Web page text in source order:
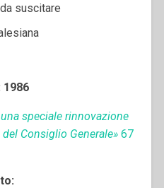
suscitare
speciale rinnovazione
del Consiglio Generale»67